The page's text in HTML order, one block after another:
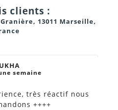
clients :
13011 Marseille,
semaine
très réactif nous
++++